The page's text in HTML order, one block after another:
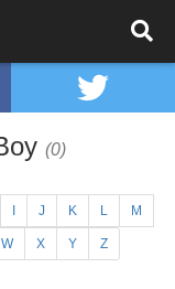
(0)
J K L M
W X Y Z